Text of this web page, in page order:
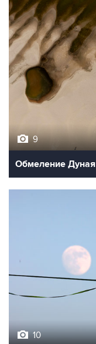
9
Обмеление Дуная
10